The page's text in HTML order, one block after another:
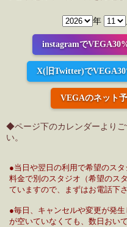
年
instagramで
X(旧Twitter)で
VEGAのネット
◆ページ下のカレンダーより
い。
●当日や翌日の利用で希望のス
料金で別のスタジオ（希望のス
ていますので、まずはお電話下さ
●毎日、キャンセルや変更が発
が空いていなくても、数日おい